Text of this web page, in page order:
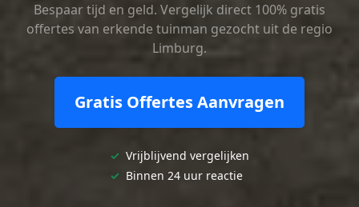
Bespaar tijd en geld. Vergelijk direct 100% gratis
offertes van erkende tuinman gezocht uit de regio
Limburg.
Gratis Offertes Aanvragen
✓ Vrijblijvend vergelijken
✓ Binnen 24 uur reactie